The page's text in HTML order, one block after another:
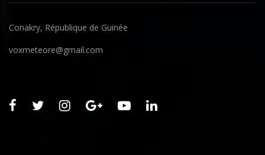
Conakry, République de Guinée
voxmeteore@gmail.com